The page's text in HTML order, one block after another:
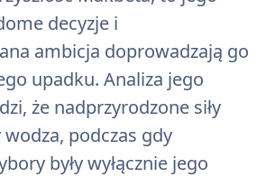
decyzje i
ambicja doprowadzają go
upadku. Analiza jego
że nadprzyrodzone siły
wodza, podczas gdy
były wyłącznie jego